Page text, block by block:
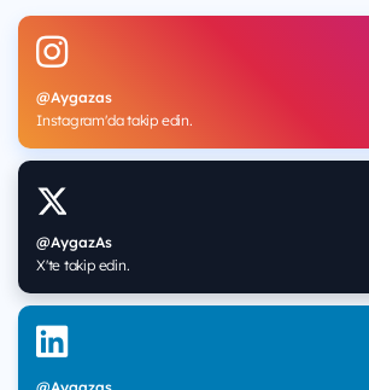
@Aygazas
Instagram'da takip edin.
@AygazAs
X'te takip edin.